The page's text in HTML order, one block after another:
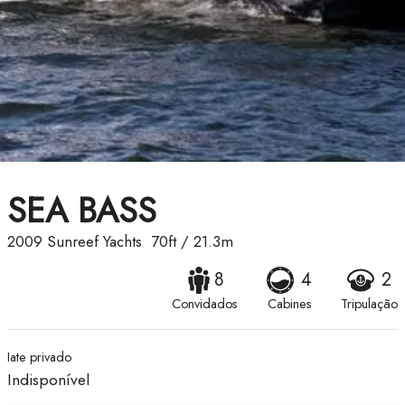
SEA BASS
2009 Sunreef Yachts 70ft/ 21.3m
8
Convidados
4
Cabines
2
Tripulação
Iate privado
Indisponível